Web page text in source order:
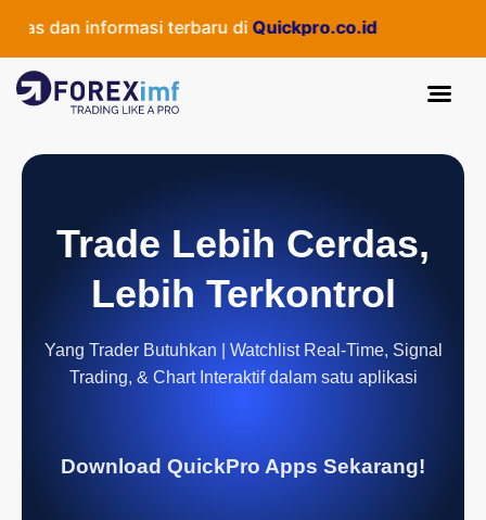
dan informasi terbaru diQuickpro.co.id
Trade Lebih Cerdas,
Lebih Terkontrol
Yang Trader Butuhkan | Watchlist Real-Time, Signal
Trading, & Chart Interaktif dalam satu aplikasi
Download QuickPro Apps Sekarang!